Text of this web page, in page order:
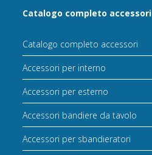
Catalogo completo accessori
Catalogo completo accessori
Accessori per interno
Accessori per esterno
Accessori bandiere da tavolo
Accessori per sbandieratori